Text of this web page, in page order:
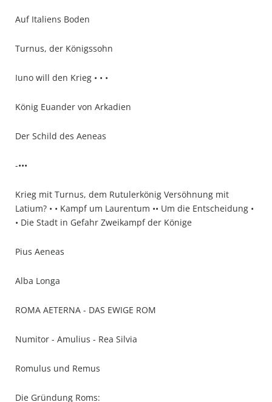
Auf Italiens Boden
Turnus, der Königssohn
Iuno will den Krieg • • •
König Euander von Arkadien
Der Schild des Aeneas
-•••
Krieg mit Turnus, dem Rutulerkönig Versöhnung mit
Latium? • • Kampf um Laurentum •• Um die Entscheidung •
• Die Stadt in Gefahr Zweikampf der Könige
Pius Aeneas
Alba Longa
ROMA AETERNA - DAS EWIGE ROM
Numitor - Amulius - Rea Silvia
Romulus und Remus
Die Gründung Roms: